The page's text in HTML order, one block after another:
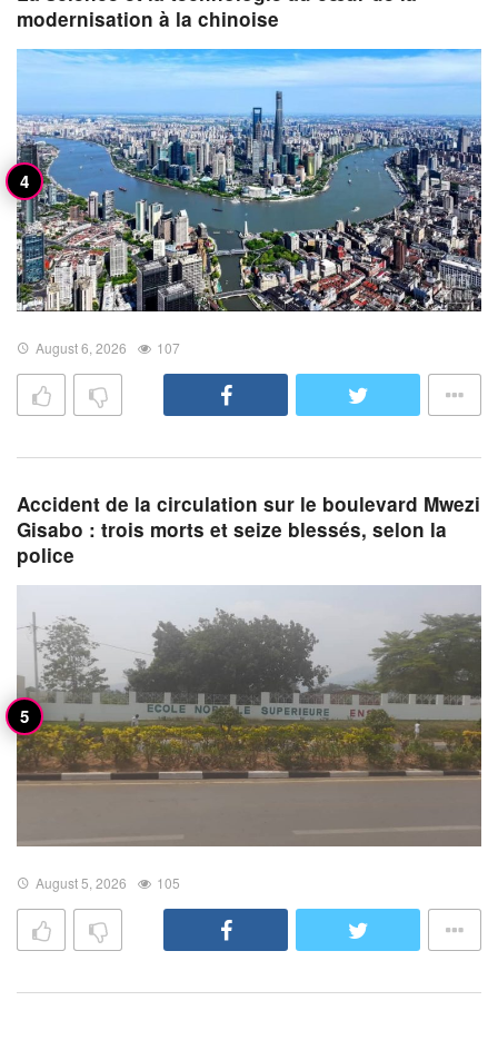
modernisation à la chinoise
August 6, 2026 107
Accident de la circulation sur le boulevard Mwezi
Gisabo : trois morts et seize blessés, selon la
police
August 5, 2026 105